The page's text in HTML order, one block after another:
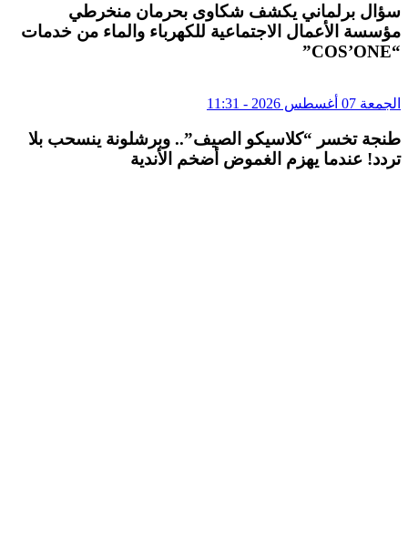
سؤال برلماني يكشف شكاوى بحرمان منخرطي
مؤسسة الأعمال الاجتماعية للكهرباء والماء من خدمات
“COS’ONE”
الجمعة 07 أغسطس 2026 - 11:31
طنجة تخسر “كلاسيكو الصيف”.. وبرشلونة ينسحب بلا
تردد! عندما يهزم الغموض أضخم الأندية